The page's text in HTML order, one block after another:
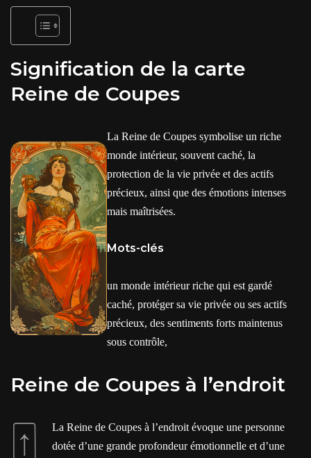
Signification de la carte
Reine de Coupes
La Reine de Coupes symbolise un riche
monde intérieur, souvent caché, la
protection de la vie privée et des actifs
précieux, ainsi que des émotions intenses
mais maîtrisées.
Mots-clés
un monde intérieur riche qui est gardé
caché, protéger sa vie privée ou ses actifs
précieux, des sentiments forts maintenus
sous contrôle,
Reine de Coupes à l’endroit
La Reine de Coupes à l’endroit évoque une personne
dotée d’une grande profondeur émotionnelle et d’une